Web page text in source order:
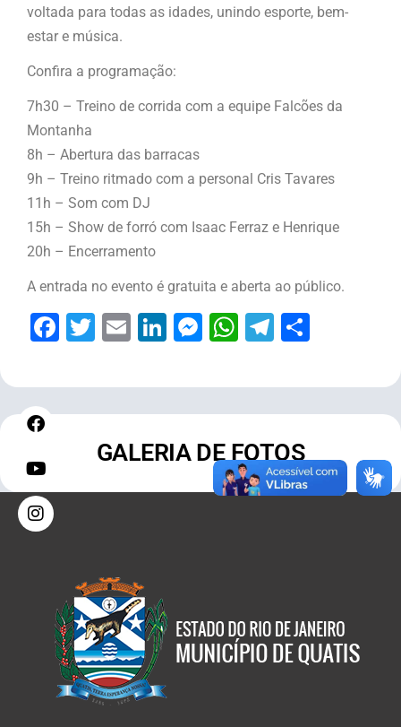
voltada para todas as idades, unindo esporte, bem-
estar e música.
Confira a programação:
7h30 – Treino de corrida com a equipe Falcões da
Montanha
8h – Abertura das barracas
9h – Treino ritmado com a personal Cris Tavares
11h – Som com DJ
15h – Show de forró com Isaac Ferraz e Henrique
20h – Encerramento
A entrada no evento é gratuita e aberta ao público.
Facebook
Twitter
EmailLinkedIn
Messenger
WhatsApp
Telegram
GALERIA DE FOTOS